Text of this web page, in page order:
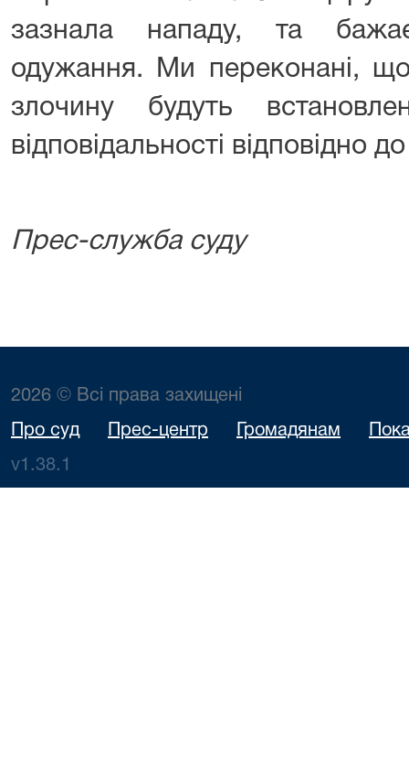
зазнала нападу, та
одужання. Ми переконані,
злочину будуть
відповідальності відповідно
Прес-служба суду
2026 © Всі права захищені
Про суд Прес-центр Громадянам
v1.38.1